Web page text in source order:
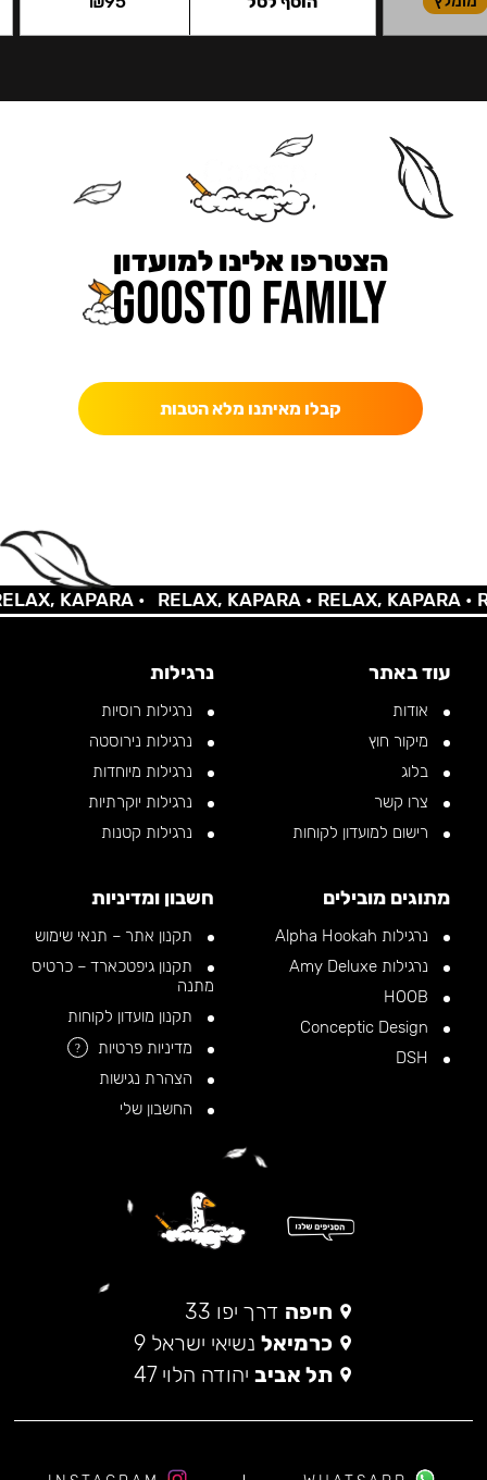
הצטרפו אלינו למועדון
קבלו מאיתנו מלא הטבות
KAPARA • RELAX, KAPARA •RELAX, KAPARA •
עוד באתר
אודות
מיקור חוץ
בלוג
צרו קשר
רישום למועדון לקוחות
נרגילות
נרגילות רוסיות
נרגילות נירוסטה
נרגילות מיוחדות
נרגילות יוקרתיות
נרגילות קטנות
מתוגים מובילים
נרגילות Alpha Hookah
נרגילות Amy Deluxe
חשבון ומדיניות
תקנון אתר – תנאי שימוש
תקנון גיפטכארד – כרטיס
מתנה
תקנון מועדון לקוחות
מדיניות פרטיות
?
הצהרת נגישות
החשבון שלי
חיפה דרך יפו 33
כרמיאל נשיאי ישראל 9
תל אביב יהודה הלוי 47